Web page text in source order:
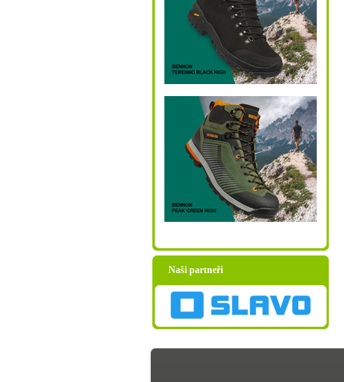
Naši partneři